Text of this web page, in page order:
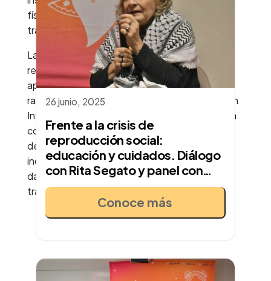
física en que se encuentran las personas
trabajadoras del hogar y cuidadoras.
Las ponentes coincidieron en que México
requiere estadísticas oficiales que visibilicen el
aporte económico del sector, así como la
ratificación del Convenio 189 de la Organización
Internacional del Trabajo (OIT), que garantizaría
condiciones laborales dignas. Además,
destacaron que cualquier política pública debe
incorporar una perspectiva de género y clase,
dado el perfil socioeconómico de las
trabajadoras.
Frente a la crisis de
reproducción social:
educación y cuidados. Diálogo
con Rita Segato y panel con
representantes de gobierno y
academia
26 junio, 2025
Conoce más